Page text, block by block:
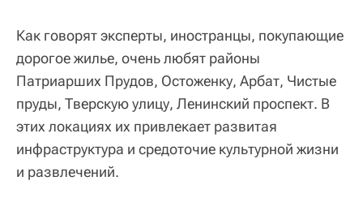
Как говорят эксперты, иностранцы, покупающие
дорогое жилье, очень любят районы
Патриарших Прудов, Остоженку, Арбат, Чистые
пруды, Тверскую улицу, Ленинский проспект. В
этих локациях их привлекает развитая
инфраструктура и средоточие культурной жизни
и развлечений.